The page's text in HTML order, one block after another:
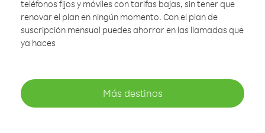
teléfonos fijos y móviles con tarifas bajas, sin tener que
renovar el plan en ningún momento. Con el plan de
suscripción mensual puedes ahorrar en las llamadas que
ya haces
Más destinos